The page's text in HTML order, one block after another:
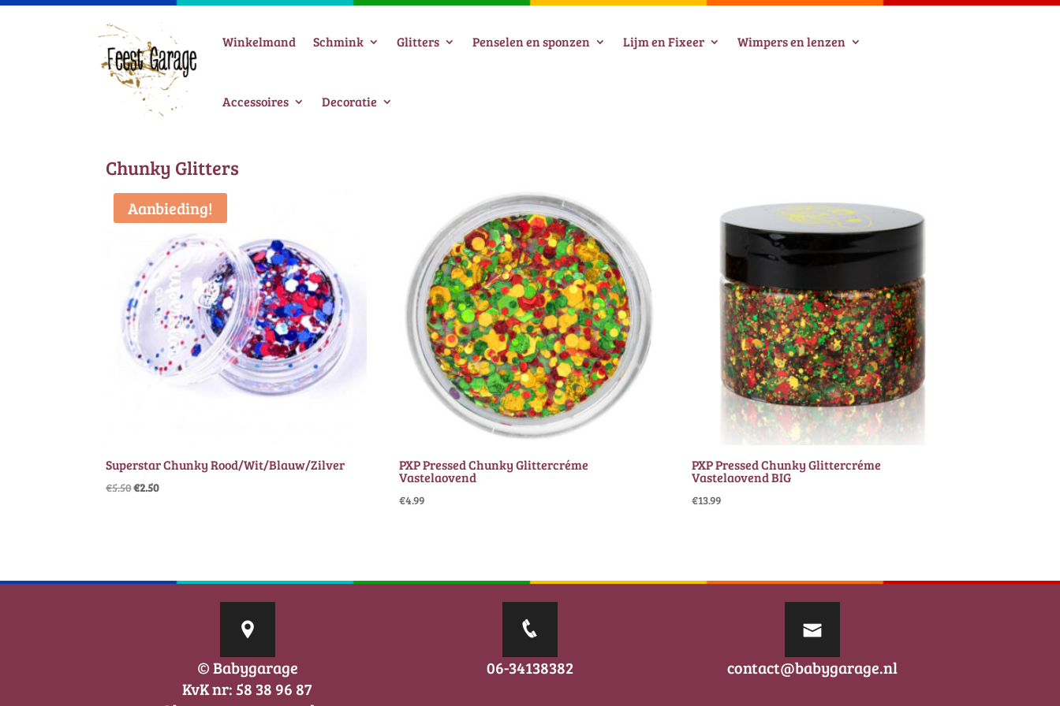
Winkelmand Schmink Glitters Penselen en sponzen Lijm en Fixeer Wimpers en lenzen
Accessoires Decoratie
Chunky Glitters
Aanbieding!
Superstar Chunky Rood/Wit/Blauw/Zilver
€5.50Oorspronkelijke
€2.50Huidige
PXP Pressed Chunky Glittercréme
Vastelaovend
€4.99
PXP Pressed Chunky Glittercréme
Vastelaovend BIG
€13.99
© Babygarage
KvK nr: 58 38 96 87
06-34138382 contact@babygarage.nl